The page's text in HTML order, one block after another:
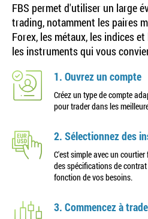
FBS permet d'utiliser un large
trading, notamment les paires
Forex, les métaux, les indices
les instruments qui vous
1. Ouvrez un compte
Créez un type de compte
pour trader dans les
2. Sélectionnez des
C'est simple avec un
des spécifications de
fonction de vos besoins.
3. Commencez à